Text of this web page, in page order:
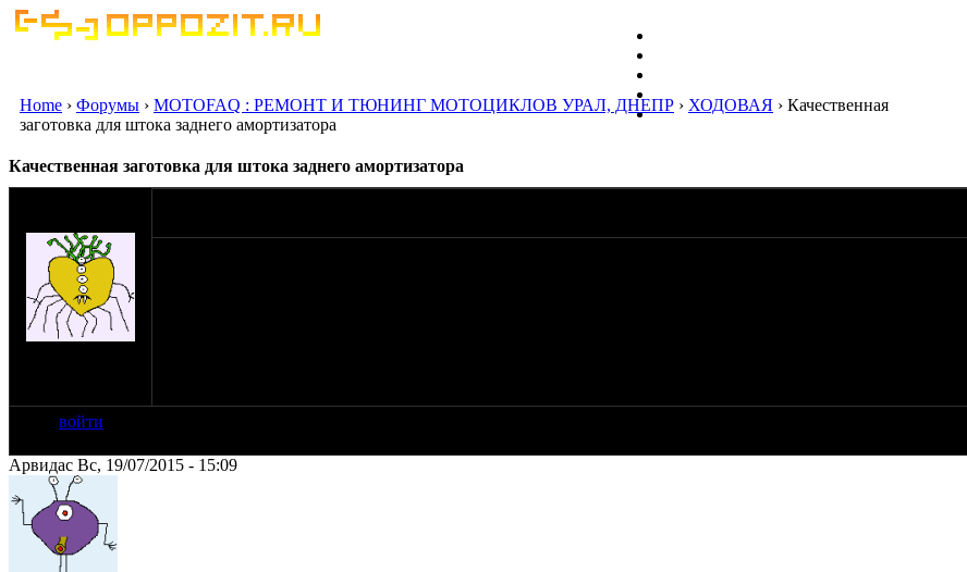
Home › Форумы › MOTOFAQ : РЕМОНТ И ТЮНИНГ МОТОЦИКЛОВ УРАЛ, ДНЕПР › ХОДОВАЯ › Качественная
заготовка для штока заднего амортизатора
Качественная заготовка для штока заднего амортизатора
войти
Арвидас Вс, 19/07/2015 - 15:09